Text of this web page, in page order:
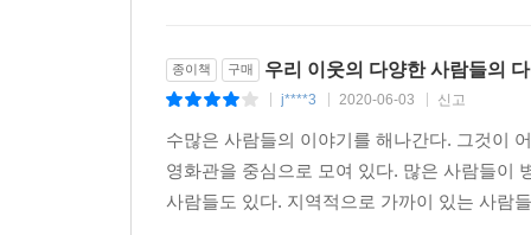
종이책 구매 우리 이웃의 다양한 사람들의
j****3 2020-06-03 신고
수많은 사람들의 이야기를 해나간다. 그것이
영화관을 중심으로 모여 있다. 많은 사람들이
사람들도 있다. 지역적으로 가까이 있는 사람